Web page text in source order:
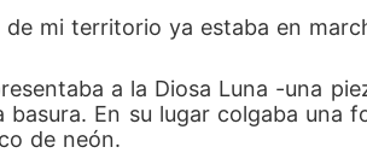
de mi territorio ya estaba en
a la Diosa Luna -una
En su lugar colgaba una
de neón.